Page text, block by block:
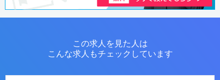
この求人を見た人は
こんな求人もチェックしています